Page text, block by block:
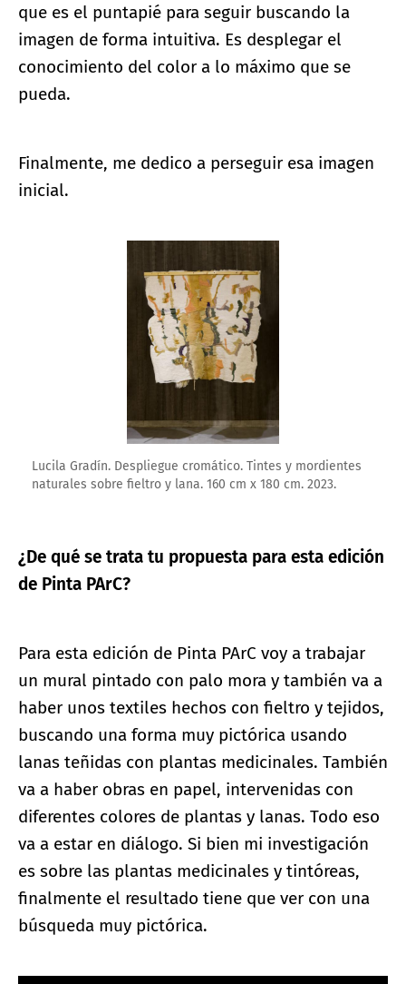
que es el puntapié para seguir buscando la
imagen de forma intuitiva. Es desplegar el
conocimiento del color a lo máximo que se
pueda.
Finalmente, me dedico a perseguir esa imagen
inicial.
Lucila Gradín. Despliegue cromático. Tintes y mordientes
naturales sobre fieltro y lana. 160 cm x 180 cm. 2023.
¿De qué se trata tu propuesta para esta edición
de Pinta PArC?
Para esta edición de Pinta PArC voy a trabajar
un mural pintado con palo mora y también va a
haber unos textiles hechos con fieltro y tejidos,
buscando una forma muy pictórica usando
lanas teñidas con plantas medicinales. También
va a haber obras en papel, intervenidas con
diferentes colores de plantas y lanas. Todo eso
va a estar en diálogo. Si bien mi investigación
es sobre las plantas medicinales y tintóreas,
finalmente el resultado tiene que ver con una
búsqueda muy pictórica.